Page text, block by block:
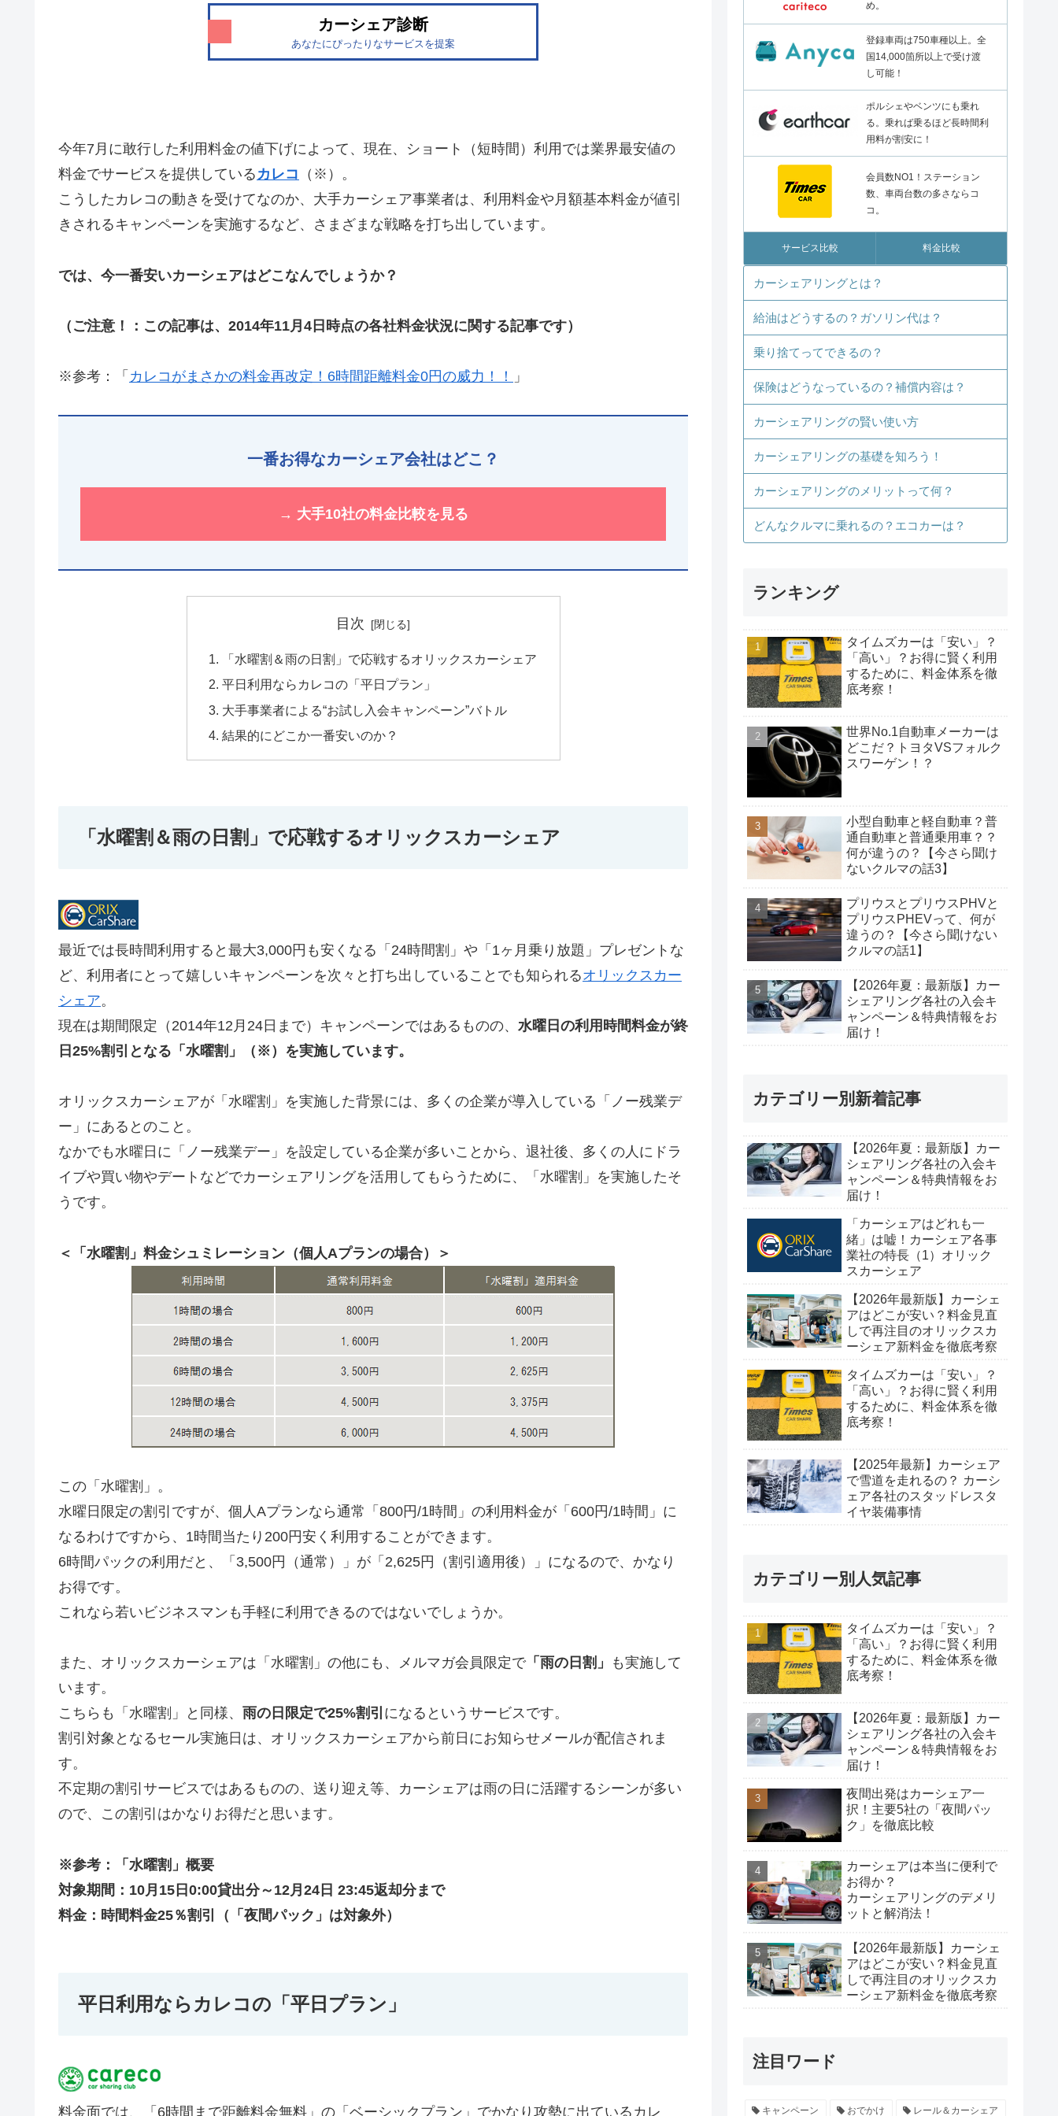
カーシェア診断
あなたにぴったりなサービスを提案
今年7月に敢行した利用料金の値下げによって、現在、ショート（短時間）利用では業界最安値の
料金でサービスを提供している カレコ （※）。
こうしたカレコの動きを受けてなのか、大手カーシェア事業者は、利用料金や月額基本料金が値引
きされるキャンペーンを実施するなど、さまざまな戦略を打ち出しています。
では、今一番安いカーシェアはどこなんでしょうか？
（ご注意！：この記事は、2014年11月4日時点の各社料金状況に関する記事です）
※参考：「 カレコがまさかの料金再改定！6時間距離料金0円の威力！！ 」
一番お得なカーシェア会社はどこ？
→ 大手10社の料金比較を見る
目次
「水曜割＆雨の日割」で応戦するオリックスカーシェア
平日利用ならカレコの「平日プラン」
大手事業者による“お試し入会キャンペーン”バトル
結果的にどこか一番安いのか？
「水曜割＆雨の日割」で応戦するオリックスカーシェア
最近では長時間利用すると最大3,000円も安くなる「24時間割」や「1ヶ月乗り放題」プレゼントな
ど、利用者にとって嬉しいキャンペーンを次々と打ち出していることでも知られるオリックスカー
シェア。
現在は期間限定（2014年12月24日まで）キャンペーンではあるものの、 水曜日の利用時間料金が終
日25%割引となる「水曜割」（※）を実施しています。
オリックスカーシェアが「水曜割」を実施した背景には、多くの企業が導入している「ノー残業デ
ー」にあるとのこと。
なかでも水曜日に「ノー残業デー」を設定している企業が多いことから、退社後、多くの人にドラ
イブや買い物やデートなどでカーシェアリングを活用してもらうために、「水曜割」を実施したそ
うです。
＜「水曜割」料金シュミレーション（個人Aプランの場合）＞
この「水曜割」。
水曜日限定の割引ですが、個人Aプランなら通常「800円/1時間」の利用料金が「600円/1時間」に
なるわけですから、1時間当たり200円安く利用することができます。
6時間パックの利用だと、「3,500円（通常）」が「2,625円（割引適用後）」になるので、かなり
お得です。
これなら若いビジネスマンも手軽に利用できるのではないでしょうか。
また、オリックスカーシェアは「水曜割」の他にも、メルマガ会員限定で「雨の日割」
も実施して
います。
こちらも「水曜割」と同様、 雨の日限定で25%割引 になるというサービスです。
割引対象となるセール実施日は、オリックスカーシェアから前日にお知らせメールが配信されま
す。
不定期の割引サービスではあるものの、送り迎え等、カーシェアは雨の日に活躍するシーンが多い
ので、この割引はかなりお得だと思います。
※参考：「水曜割」概要
対象期間：10月15日0:00貸出分～12月24日 23:45返却分まで
料金：時間料金25％割引（「夜間パック」は対象外）
平日利用ならカレコの「平日プラン」
料金面では、「6時間まで距離料金無料」の「ベーシックプラン」でかなり攻勢に出ているカレ
め。
登録車両は750車種以上。全
国14,000箇所以上で受け渡
し可能！
ポルシェやベンツにも乗れ
る。乗れば乗るほど長時間利
用料が割安に！
会員数NO1！ステーション
数、車両台数の多さならコ
コ。
サービス比較 料金比較
カーシェアリングとは？
給油はどうするの？ガソリン代は？
乗り捨てってできるの？
保険はどうなっているの？補償内容は？
カーシェアリングの賢い使い方
カーシェアリングの基礎を知ろう！
カーシェアリングのメリットって何？
どんなクルマに乗れるの？エコカーは？
ランキング
タイムズカーは「安い」？
「高い」？お得に賢く利用
するために、料金体系を徹
底考察！
世界No.1自動車メーカーは
どこだ？トヨタVSフォルク
スワーゲン！？
小型自動車と軽自動車？普
通自動車と普通乗用車？？
何が違うの？【今さら聞け
ないクルマの話3】
プリウスとプリウスPHVと
プリウスPHEVって、何が
違うの？【今さら聞けない
クルマの話1】
【2026年夏：最新版】カー
シェアリング各社の入会キ
ャンペーン＆特典情報をお
届け！
カテゴリー別新着記事
【2026年夏：最新版】カー
シェアリング各社の入会キ
ャンペーン＆特典情報をお
届け！
「カーシェアはどれも一
緒」は嘘！カーシェア各事
業社の特長（1）オリック
スカーシェア
【2026年最新版】カーシェ
アはどこが安い？料金見直
しで再注目のオリックスカ
ーシェア新料金を徹底考察
タイムズカーは「安い」？
「高い」？お得に賢く利用
するために、料金体系を徹
底考察！
【2025年最新】カーシェア
で雪道を走れるの？ カーシ
ェア各社のスタッドレスタ
イヤ装備事情
カテゴリー別人気記事
タイムズカーは「安い」？
「高い」？お得に賢く利用
するために、料金体系を徹
底考察！
【2026年夏：最新版】カー
シェアリング各社の入会キ
ャンペーン＆特典情報をお
届け！
夜間出発はカーシェア一
択！主要5社の「夜間パッ
ク」を徹底比較
カーシェアは本当に便利で
お得か？
カーシェアリングのデメリ
ットと解消法！
【2026年最新版】カーシェ
アはどこが安い？料金見直
しで再注目のオリックスカ
ーシェア新料金を徹底考察
注目ワード
キャンペーン おでかけ レール＆カーシェア